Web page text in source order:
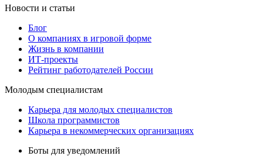
Новости и статьи
Блог
О компаниях в игровой форме
Жизнь в компании
ИТ-проекты
Рейтинг работодателей России
Молодым специалистам
Карьера для молодых специалистов
Школа программистов
Карьера в некоммерческих организациях
Боты для уведомлений